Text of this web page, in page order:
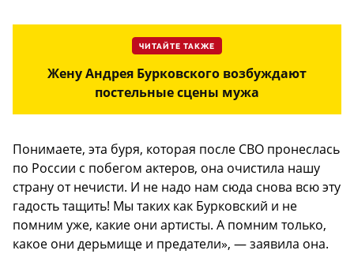
ЧИТАЙТЕ ТАКЖЕ
Жену Андрея Бурковского возбуждают
постельные сцены мужа
Понимаете, эта буря, которая после СВО пронеслась
по России с побегом актеров, она очистила нашу
страну от нечисти. И не надо нам сюда снова всю эту
гадость тащить! Мы таких как Бурковский и не
помним уже, какие они артисты. А помним только,
какое они дерьмище и предатели», — заявила она.